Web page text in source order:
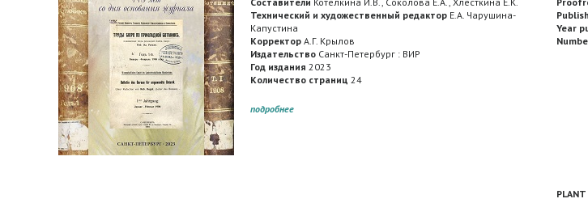
Технический и художественный редактор Е.А. Чарушина-
Капустина
Корректор А.Г. Крылов
Издательство Санкт-Петербург : ВИР
Год издания 2023
Количество страниц 24
подробнее
Year